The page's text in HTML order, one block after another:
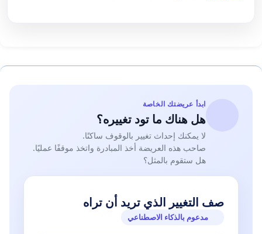
ابدأ عريضتك الخاصة
هل هناك ما تود تغييره؟
لا يمكنك إحداث تغيير بالوقوف ساكنًا.
صاحب هذه العريضة أخذ المبادرة واتخذ موقفًا عمليًا.
هل ستقوم بالمثل؟
صف التغيير الذي تريد أن تراه
مدعوم بالذكاء الاصطناعي